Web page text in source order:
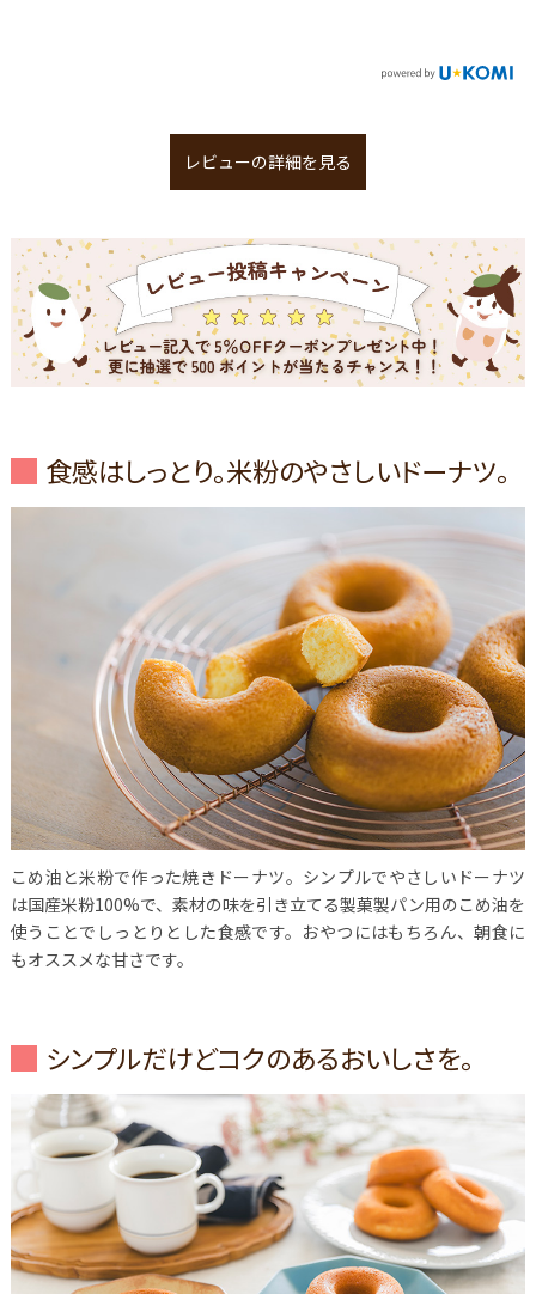
レビューの詳細を見る
食感はしっとり。米粉のやさしいドーナツ。
こめ油と米粉で作った焼きドーナツ。シンプルでやさしいドーナツ
は国産米粉100%で、素材の味を引き立てる製菓製パン用のこめ油を
使うことでしっとりとした食感です。おやつにはもちろん、朝食に
もオススメな甘さです。
シンプルだけどコクのあるおいしさを。